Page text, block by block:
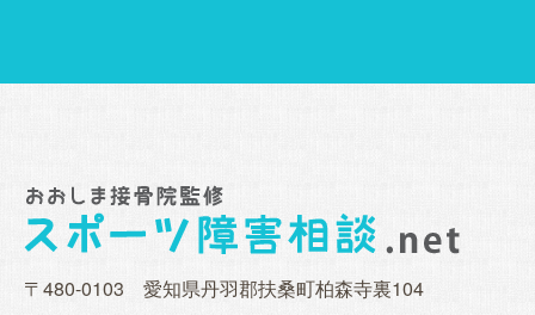
〒480-0103 愛知県丹羽郡扶桑町柏森寺裏104